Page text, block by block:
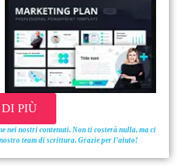
DI PIÙ
nostri contenuti. Non ti costerà nulla, ma ci
team di scrittura. Grazie per l’aiuto!